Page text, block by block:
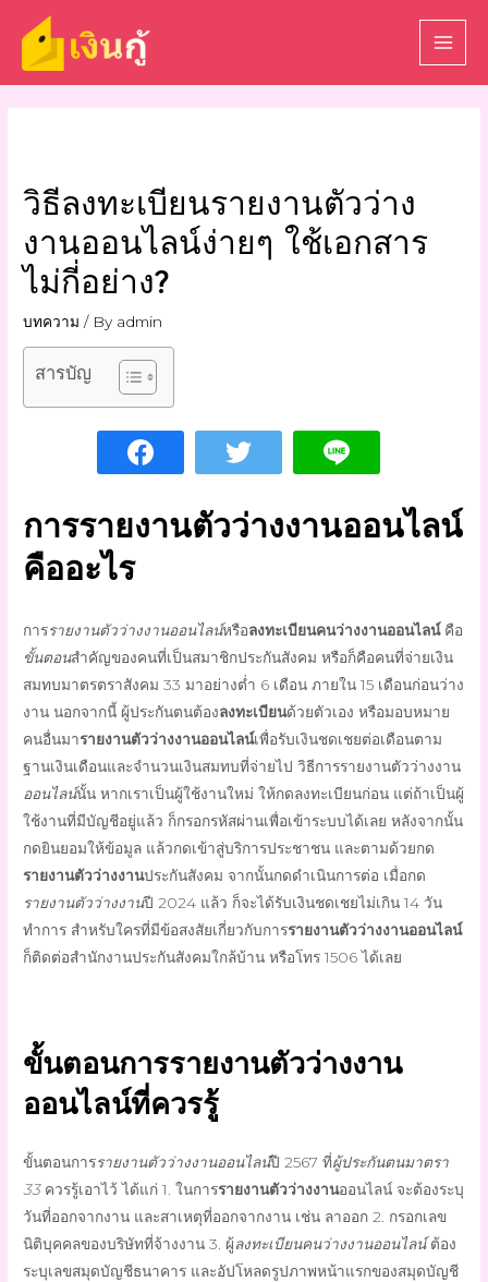
วิธีลงทะเบียนรายงานตัวว่าง
งานออนไลน์ง่ายๆ ใช้เอกสาร
ไม่กี่อย่าง?
บทความ / By admin
สารบัญ
การรายงานตัวว่างงานออนไลน์
คืออะไร
การรายงานตัวว่างงานออนไลน์หรือลงทะเบียนคนว่างงานออนไลน์คือ
ขั้นตอนสำคัญของคนที่เป็นสมาชิกประกันสังคม หรือก็คือคนที่จ่ายเงิน
สมทบมาตรตราสังคม 33 มาอย่างต่ำ 6 เดือน ภายใน 15 เดือนก่อนว่าง
งาน นอกจากนี้ ผู้ประกันตนต้องลงทะเบียนด้วยตัวเอง หรือมอบหมาย
คนอื่นมารายงานตัวว่างงานออนไลน์เพื่อรับเงินชดเชยต่อเดือนตาม
ฐานเงินเดือนและจำนวนเงินสมทบที่จ่ายไปวิธีการรายงานตัวว่างงาน
ออนไลน์นั้น หากเราเป็นผู้ใช้งานใหม่ ให้กดลงทะเบียนก่อน แต่ถ้าเป็นผู้
ใช้งานที่มีบัญชีอยู่แล้ว ก็กรอกรหัสผ่านเพื่อเข้าระบบได้เลย หลังจากนั้น
กดยินยอมให้ข้อมูล แล้วกดเข้าสู่บริการประชาชน และตามด้วยกด
รายงานตัวว่างงานประกันสังคม จากนั้นกดดำเนินการต่อ เมื่อกด
รายงานตัวว่างงานปี2024 แล้ว ก็จะได้รับเงินชดเชยไม่เกิน 14 วัน
ทำการ สำหรับใครที่มีข้อสงสัยเกี่ยวกับการรายงานตัวว่างงานออนไลน์
ก็ติดต่อสำนักงานประกันสังคมใกล้บ้าน หรือโทร 1506 ได้เลย
ขั้นตอนการรายงานตัวว่างงาน
ออนไลน์ที่ควรรู้
ขั้นตอนการรายงานตัวว่างงานออนไลน์ปี2567 ที่ผู้ประกันตนมาตรา
33ควรรู้เอาไว้ ได้แก่ 1. ในการรายงานตัวว่างงานออนไลน์ จะต้องระบุ
วันที่ออกจากงาน และสาเหตุที่ออกจากงาน เช่น ลาออก 2. กรอกเลข
นิติบุคคลของบริษัทที่จ้างงาน 3. ผู้ลงทะเบียนคนว่างงานออนไลน์ต้อง
ระบุเลขสมุดบัญชีธนาคาร และอัปโหลดรูปภาพหน้าแรกของสมุดบัญชี